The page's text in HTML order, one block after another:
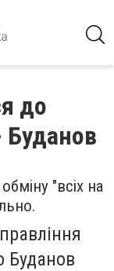
до
Буданов
"всіх на
Буданов